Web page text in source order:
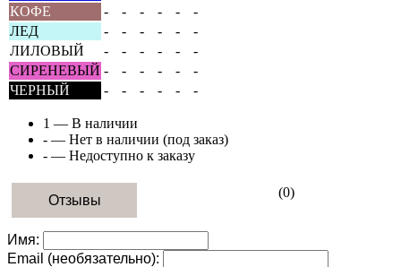
КОФЕ
- - - - -
-
ЛЕД
- - - - -
-
ЛИЛОВЫЙ
- - - - -
-
СИРЕНЕВЫЙ - - - - -
-
ЧЕРНЫЙ
- - - - - -
1 — В наличии
- — Нет в наличии (под заказ)
- — Недоступно к заказу
(0)
Отзывы
Имя:
Email (необязательно):